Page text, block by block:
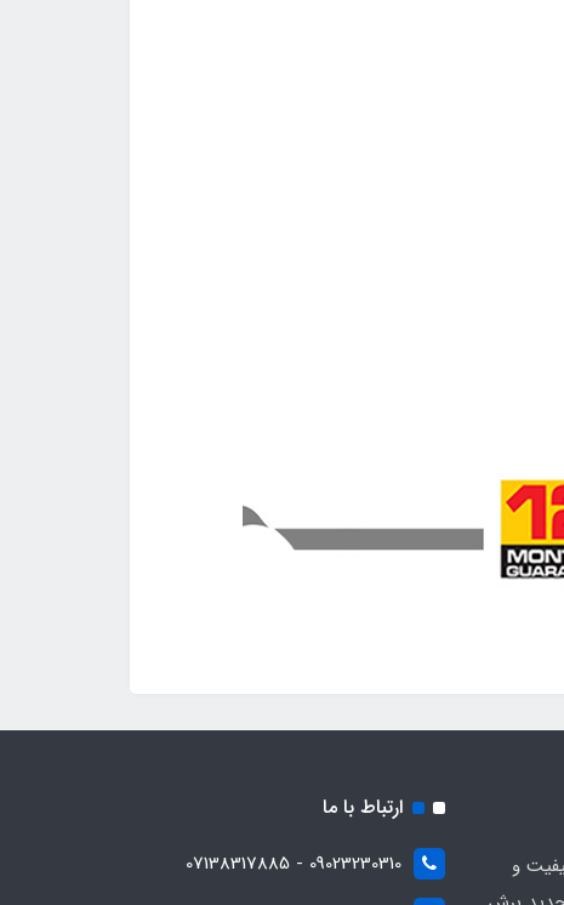
و
ارتباط با ما
09023230310 - 07138317885